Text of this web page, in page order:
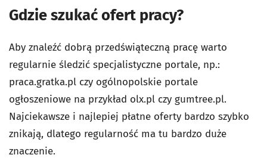
Gdzie szukać ofert pracy?
Aby znaleźć dobrą przedświąteczną pracę warto
regularnie śledzić specjalistyczne portale, np.:
praca.gratka.pl czy ogólnopolskie portale
ogłoszeniowe na przykład olx.pl czy gumtree.pl.
Najciekawsze i najlepiej płatne oferty bardzo szybko
znikają, dlatego regularność ma tu bardzo duże
znaczenie.